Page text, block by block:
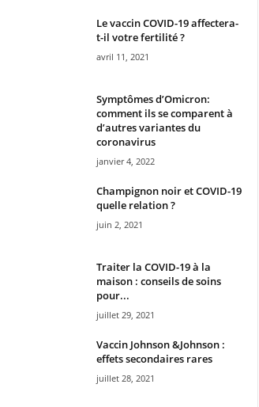
Le vaccin COVID-19 affectera-
t-il votre fertilité ?
avril 11, 2021
Symptômes d’Omicron:
comment ils se comparent à
d’autres variantes du
coronavirus
janvier 4, 2022
Champignon noir et COVID-19
quelle relation ?
juin 2, 2021
Traiter la COVID-19 à la
maison : conseils de soins
pour...
juillet 29, 2021
Vaccin Johnson &Johnson :
effets secondaires rares
juillet 28, 2021